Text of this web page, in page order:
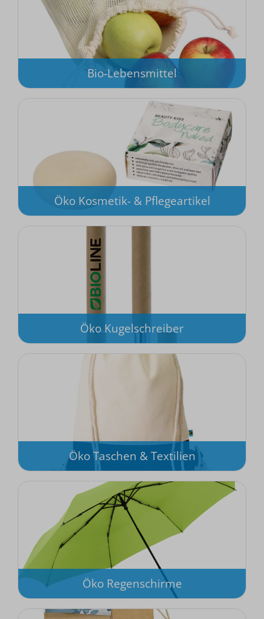
Bio-Lebensmittel
Öko Kosmetik- & Pflegeartikel
Öko Kugelschreiber
Öko Taschen & Textilien
Öko Regenschirme